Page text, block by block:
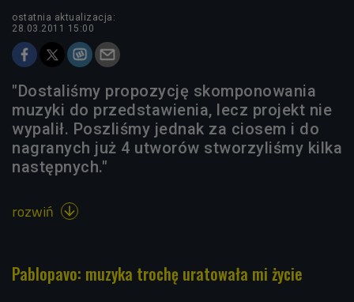
ostatnia aktualizacja:
28.03.2011 15:00
"Dostaliśmy propozycję skomponowania
muzyki do przedstawienia, lecz projekt nie
wypalił. Poszliśmy jednak za ciosem i do
nagranych już 4 utworów stworzyliśmy kilka
następnych."
rozwiń 
Pablopavo: muzyka trochę uratowała mi życie